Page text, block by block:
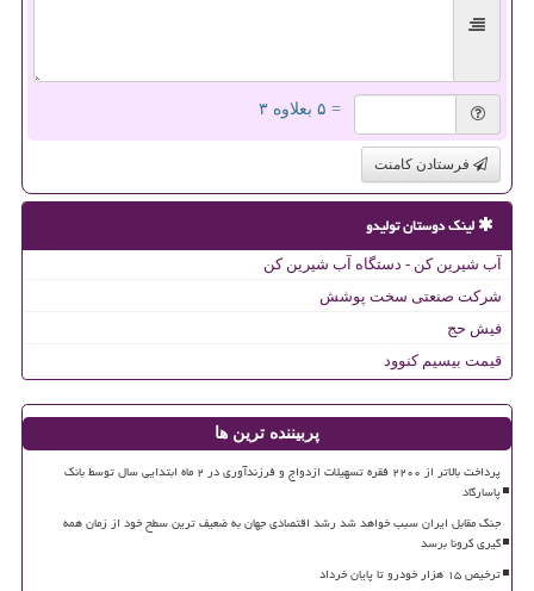
= ۵ بعلاوه ۳
فرستادن کامنت
لینک دوستان تولیدو
آب شیرین کن - دستگاه آب شیرین کن
شرکت صنعتی سخت پوشش
فیش حج
قیمت بیسیم کنوود
پربیننده ترین ها
پرداخت بالاتر از ۲۲۰۰ فقره تسهیلات ازدواج و فرزندآوری در ۲ ماه ابتدایی سال توسط بانک
پاسارگاد
جنگ مقابل ایران سبب خواهد شد رشد اقتصادی جهان به ضعیف ترین سطح خود از زمان همه
گیری کرونا برسد
ترخیص ۱۵ هزار خودرو تا پایان خرداد